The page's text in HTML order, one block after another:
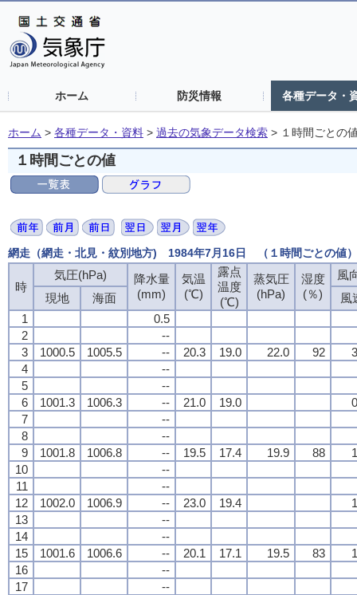
ホーム 防災情報 各種データ・
ホーム > 各種データ・資料 > 過去の気象データ検索 > １時間ごとの
１時間ごとの値
網走（網走・北見・紋別地方) 1984年7月16日 （１時間ごとの値）
時
気圧(hPa)
降水量
(mm)
気温
(℃)
露点
温度
(℃)
蒸気圧
(hPa)
湿度
(％)
風
現地
海面
風
1
0.5
2
--
3
1000.5 1005.5 -- 20.3 19.0 22.0 92
4
--
5
--
6
1001.3 1006.3 -- 21.0 19.0
7
--
8
--
9
1001.8 1006.8 -- 19.5 17.4 19.9 88
10
--
11
--
12
1002.0 1006.9 -- 23.0 19.4
13
--
14
--
15
1001.6 1006.6 -- 20.1 17.1 19.5 83
16
--
17
--
時
気圧(hPa)
降水量
(mm)
気温
(℃)
露点
温度
(℃)
蒸気圧
(hPa)
湿度
(％)
風
現地
海面
風
1
0.5
2
--
3
1000.5 1005.5 -- 20.3 19.0 22.0 92
4
--
5
--
6
1001.3 1006.3 -- 21.0 19.0
7
--
8
--
9
1001.8 1006.8 -- 19.5 17.4 19.9 88
10
--
11
--
12
1002.0 1006.9 -- 23.0 19.4
13
--
14
--
15
1001.6 1006.6 -- 20.1 17.1 19.5 83
16
--
17
--
時
気圧(hPa)
降水量
(mm)
気温
(℃)
露点
温度
(℃)
蒸気圧
(hPa)
湿度
(％)
風
現地
海面
風
1
0.5
2
--
3
1000.5 1005.5 -- 20.3 19.0 22.0 92
4
--
5
--
6
1001.3 1006.3 -- 21.0 19.0
7
--
8
--
9
1001.8 1006.8 -- 19.5 17.4 19.9 88
10
--
11
--
12
1002.0 1006.9 -- 23.0 19.4
13
--
14
--
15
1001.6 1006.6 -- 20.1 17.1 19.5 83
16
--
17
--
時
気圧(hPa)
降水量
(mm)
気温
(℃)
露点
温度
(℃)
蒸気圧
(hPa)
湿度
(％)
風
現地
海面
風
1
0.5
2
--
3
1000.5 1005.5 -- 20.3 19.0 22.0 92
4
--
5
--
6
1001.3 1006.3 -- 21.0 19.0
7
--
8
--
9
1001.8 1006.8 -- 19.5 17.4 19.9 88
10
--
11
--
12
1002.0 1006.9 -- 23.0 19.4
13
--
14
--
15
1001.6 1006.6 -- 20.1 17.1 19.5 83
16
--
17
--